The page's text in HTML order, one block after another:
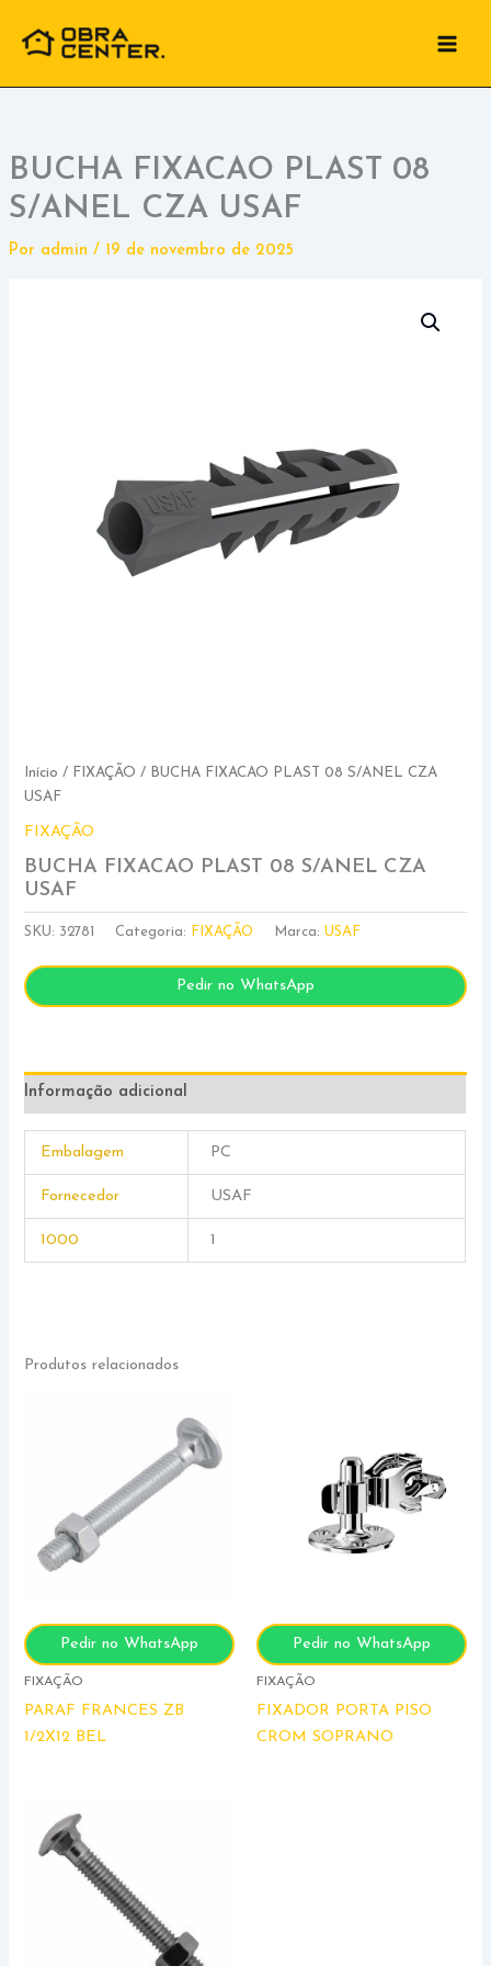
para
conteúdo
BUCHA FIXACAO PLAST 08
S/ANEL CZA USAF
Por admin / 19 de novembro de 2025
Início / FIXAÇÃO / BUCHA FIXACAO PLAST 08 S/ANEL CZA
USAF
FIXAÇÃO
BUCHA FIXACAO PLAST 08 S/ANEL CZA
USAF
SKU: 32781 Categoria: FIXAÇÃO Marca:USAF
Pedir no WhatsApp
Informação adicional
Embalagem PC
Fornecedor USAF
1000 1
Produtos relacionados
Pedir no WhatsApp
FIXAÇÃO
PARAF FRANCES ZB
1/2X12 BEL
Pedir no WhatsApp
FIXAÇÃO
FIXADOR PORTA PISO
CROM SOPRANO